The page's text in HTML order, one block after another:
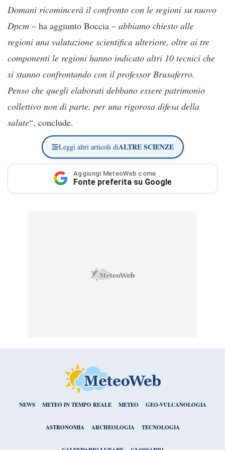
Domani ricomincerà il confronto con le regioni su nuovo
Dpcm – ha aggiunto Boccia – abbiamo chiesto alle
regioni una valutazione scientifica ulteriore, oltre ai tre
componenti le regioni hanno indicato altri 10 tecnici che
si stanno confrontando con il professor Brusaferro.
Penso che quegli elaborati debbano essere patrimonio
collettivo non di parte, per una rigorosa difesa della
salute“, conclude.
Leggi altri articoli diALTRE SCIENZE
Aggiungi MeteoWeb come
Fonte preferita su Google
NEWS METEO IN TEMPO REALE METEO GEO-VULCANOLOGIA
ASTRONOMIA ARCHEOLOGIA TECNOLOGIA